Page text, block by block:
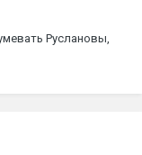
Руслановы,